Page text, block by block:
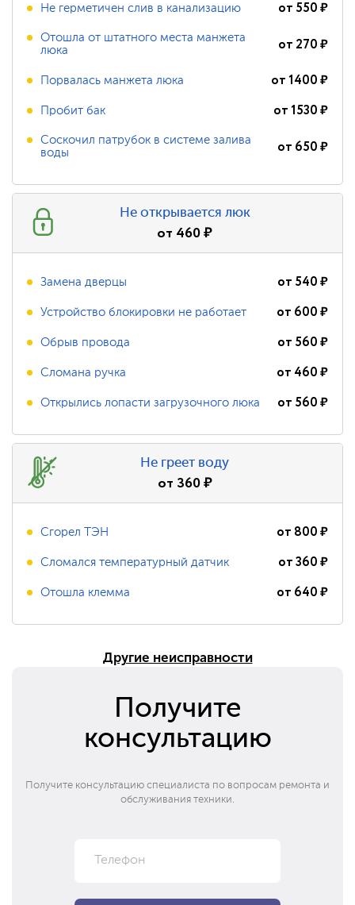
Не герметичен слив в канализацию от 550₽
Отошла от штатного места манжета
люка
от 270₽
Порвалась манжета люка от1400₽
Пробит бак от1530₽
Соскочил патрубок в системе залива
воды
от 650₽
Не открывается люк
от 460₽
Замена дверцы от 540₽
Устройство блокировки не работает от 600₽
Обрыв провода от 560₽
Сломана ручка от 460₽
Открылись лопасти загрузочного люка от 560₽
Не греет воду
от 360₽
Сгорел ТЭН от 800₽
Сломался температурный датчик от360₽
Отошла клемма от 640₽
Другие неисправности
Получите
консультацию
Получите консультацию специалиста по вопросам ремонта и
обслуживания техники.